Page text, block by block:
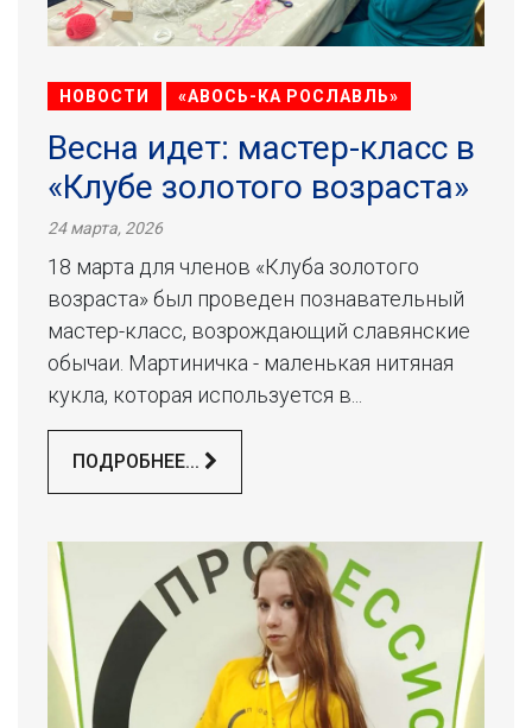
НОВОСТИ «АВОСЬ-КА РОСЛАВЛЬ»
Весна идет: мастер-класс в
«Клубе золотого возраста»
24 марта, 2026
18 марта для членов «Клуба золотого
возраста» был проведен познавательный
мастер-класс, возрождающий славянские
обычаи. Мартиничка - маленькая нитяная
кукла, которая используется в...
ПОДРОБНЕЕ...